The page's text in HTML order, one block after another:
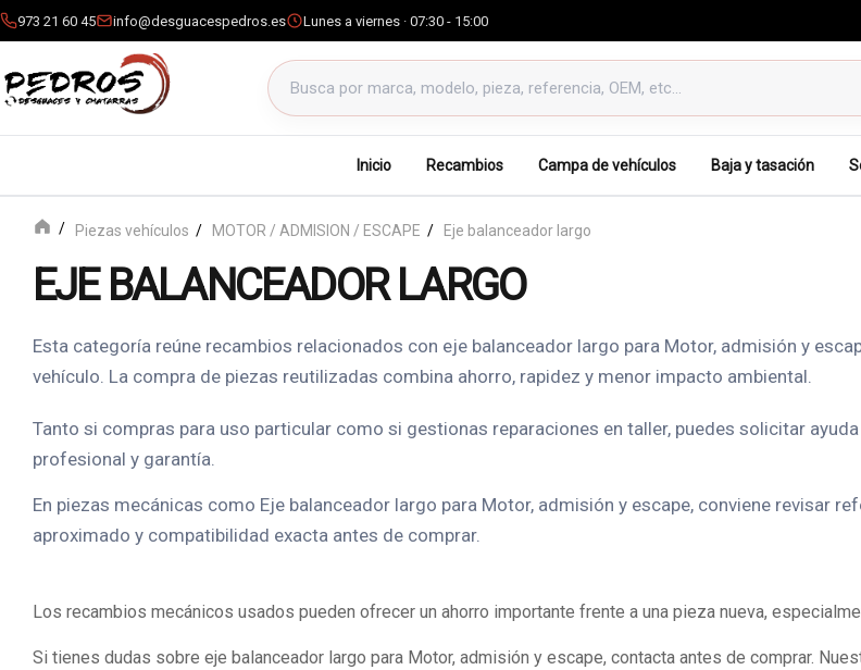
973 21 60 45 info@desguacespedros.es Lunes a viernes · 07:30 - 15:00
Buscar productos
Inicio Recambios Campa de vehículos Baja y tasación
Piezas vehículos MOTOR / ADMISION / ESCAPE Eje balanceador largo
EJE BALANCEADOR LARGO
Esta categoría reúne recambios relacionados con eje balanceador largo para Motor, admisión y
vehículo. La compra de piezas reutilizadas combina ahorro, rapidez y menor impacto ambiental.
Tanto si compras para uso particular como si gestionas reparaciones en taller, puedes solicitar
profesional y garantía.
En piezas mecánicas como Eje balanceador largo para Motor, admisión y escape, conviene revisar
aproximado y compatibilidad exacta antes de comprar.
Los recambios mecánicos usados pueden ofrecer un ahorro importante frente a una pieza nueva,
Si tienes dudas sobre eje balanceador largo para Motor, admisión y escape, contacta antes de comprar.